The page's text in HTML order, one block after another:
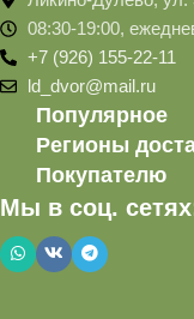
08:30-19:00,
+7 (926) 155-22-11
ld_dvor@mail.ru
Популярное
Регионы
Покупателю
Мы в соц.